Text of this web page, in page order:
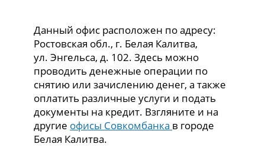
Данный офис расположен по адресу:
Ростовская обл., г. Белая Калитва,
ул. Энгельса, д. 102. Здесь можно
проводить денежные операции по
снятию или зачислению денег, а также
оплатить различные услуги и подать
документы на кредит. Взгляните и на
другие офисы Совкомбанка в городе
Белая Калитва.